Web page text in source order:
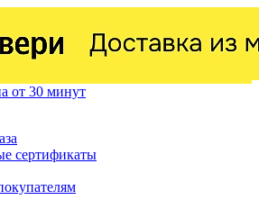
от 30 минут
сертификаты